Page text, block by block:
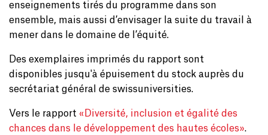
enseignements tirés du programme dans son
ensemble, mais aussi d’envisager la suite du travail à
mener dans le domaine de l’équité.
Des exemplaires imprimés du rapport sont
disponibles jusqu'à épuisement du stock auprès du
secrétariat général de swissuniversities.
Vers le rapport «Diversité, inclusion et égalité des
chances dans le développement des hautes écoles».